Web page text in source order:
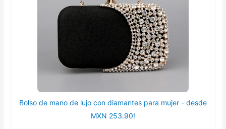
Bolso de mano de lujo con diamantes para mujer - desde
MXN 253.90!